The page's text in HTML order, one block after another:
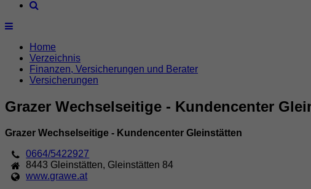
Home
Verzeichnis
Finanzen, Versicherungen und Berater
Versicherungen
Grazer Wechselseitige - Kundencenter
Grazer Wechselseitige - Kundencenter Gleinstätten
0664/5422927
8443 Gleinstätten, Gleinstätten 84
www.grawe.at